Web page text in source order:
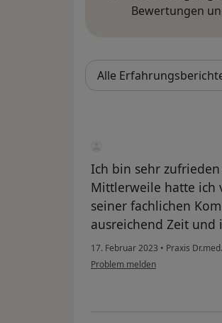
Bewertungen
Ich bin sehr
Mittlerweile hatte ich
seiner fachlichen
ausreichend Zeit
17. Februar 2023 • Praxis
Problem melden